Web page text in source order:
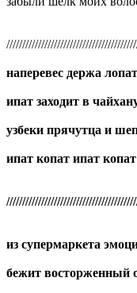
наперевес держа
ипат заходит в
узбеки прячутца и
ипат копат ипат копат
из супермаркета
бежит восторженный